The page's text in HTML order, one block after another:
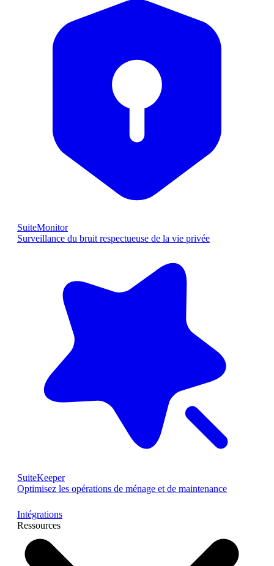
SuiteMonitor
Surveillance du bruit respectueuse de la vie privée
SuiteKeeper
Optimisez les opérations de ménage et de maintenance
Intégrations
Ressources